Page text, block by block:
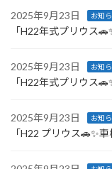
2025年9月23日 お知
「H22年式プリウス
2025年9月23日 お知
「H22年式プリウス
2025年9月23日 お知
「H22 プリウス🚗✨